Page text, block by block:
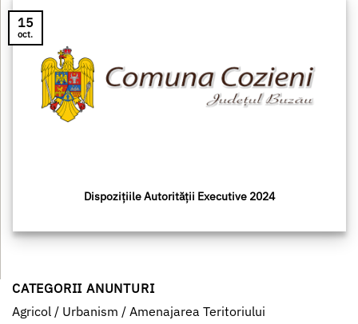
CATEGORII ANUNTURI
Agricol / Urbanism / Amenajarea Teritoriului
Dispozițiile Autorității Executive 2024
15
oct.